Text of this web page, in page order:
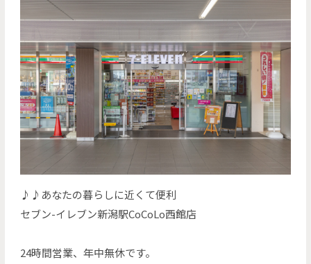
♪♪あなたの暮らしに近くて便利
セブン-イレブン新潟駅CoCoLo西館店
24時間営業、年中無休です。